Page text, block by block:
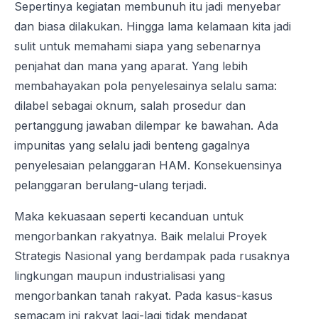
Sepertinya kegiatan membunuh itu jadi menyebar
dan biasa dilakukan. Hingga lama kelamaan kita jadi
sulit untuk memahami siapa yang sebenarnya
penjahat dan mana yang aparat. Yang lebih
membahayakan pola penyelesainya selalu sama:
dilabel sebagai oknum, salah prosedur dan
pertanggung jawaban dilempar ke bawahan. Ada
impunitas yang selalu jadi benteng gagalnya
penyelesaian pelanggaran HAM. Konsekuensinya
pelanggaran berulang-ulang terjadi.
Maka kekuasaan seperti kecanduan untuk
mengorbankan rakyatnya. Baik melalui Proyek
Strategis Nasional yang berdampak pada rusaknya
lingkungan maupun industrialisasi yang
mengorbankan tanah rakyat. Pada kasus-kasus
semacam ini rakyat lagi-lagi tidak mendapat